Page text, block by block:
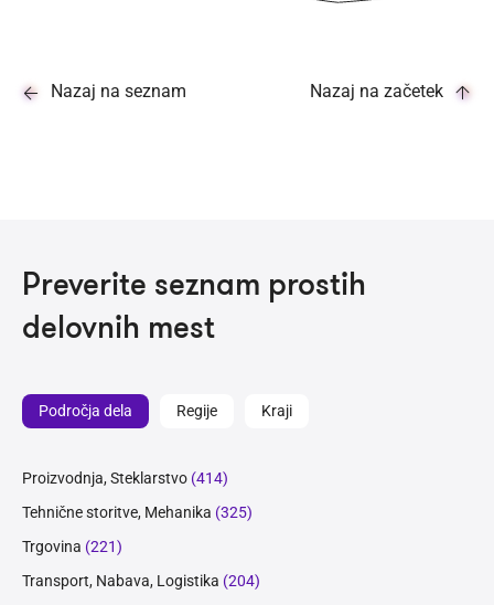
Nazaj na seznam Nazaj na začetek
Preverite seznam prostih
delovnih mest
Področja dela Regije Kraji
Proizvodnja, Steklarstvo (414)
Tehnične storitve, Mehanika (325)
Trgovina (221)
Transport, Nabava, Logistika (204)